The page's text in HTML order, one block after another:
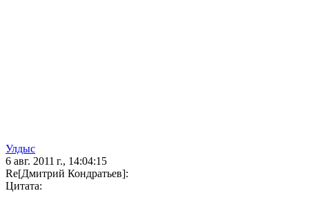
Улдыс
6 авг. 2011 г., 14:04:15
Re[Дмитрий Кондратьев]:
Цитата: